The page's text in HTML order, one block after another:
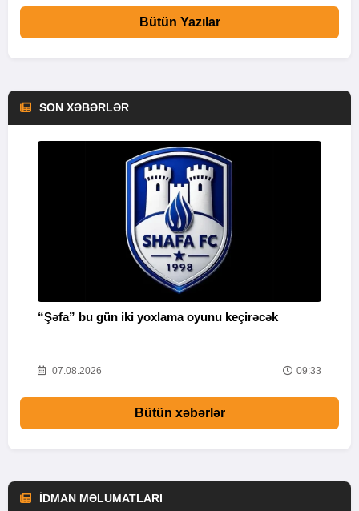
Bütün Yazılar
SON XƏBƏRLƏR
“Şəfa” bu gün iki yoxlama oyunu keçirəcək
07.08.2026 09:33
Bütün xəbərlər
İDMAN MƏLUMATLARI